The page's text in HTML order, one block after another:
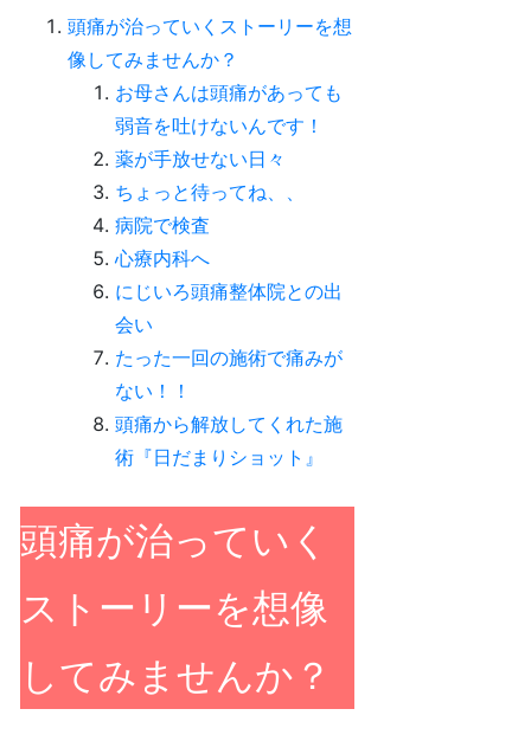
頭痛が治っていくストーリーを想
像してみませんか？
お母さんは頭痛があっても
弱音を吐けないんです！
薬が手放せない日々
ちょっと待ってね、、
病院で検査
心療内科へ
にじいろ頭痛整体院との出
会い
たった一回の施術で痛みが
ない！！
頭痛から解放してくれた施
術『日だまりショット』
頭痛が治っていく
ストーリーを想像
してみませんか？